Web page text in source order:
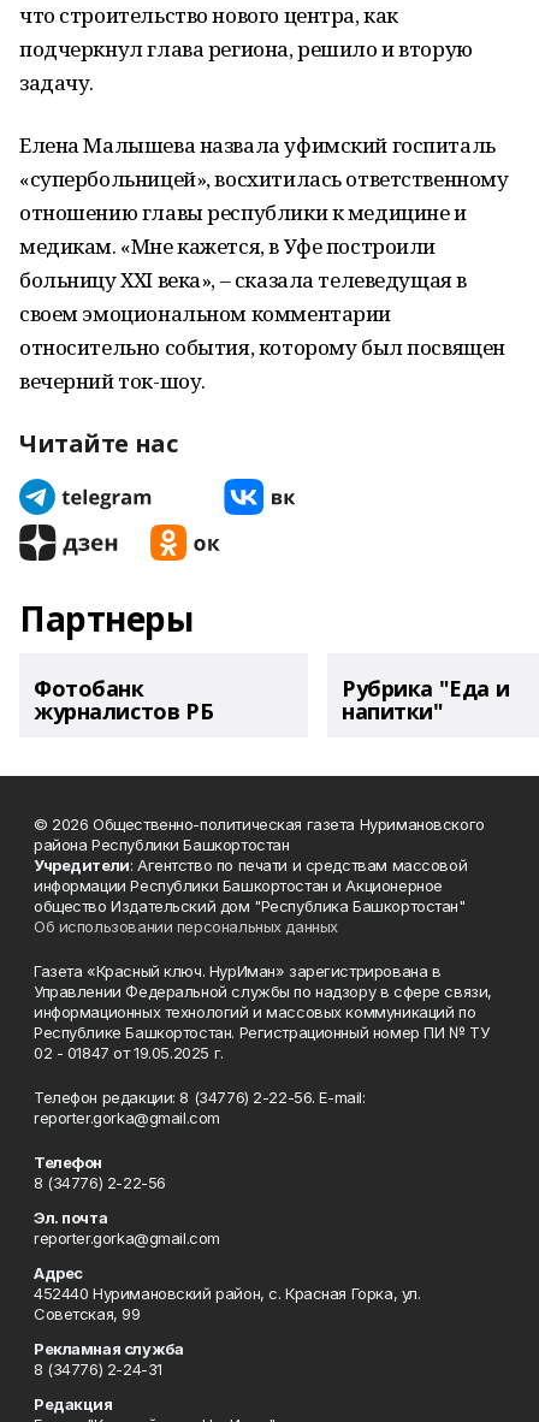
что строительство нового центра, как
подчеркнул глава региона, решило и вторую
задачу.
Елена Малышева назвала уфимский госпиталь
«супербольницей», восхитилась ответственному
отношению главы республики к медицине и
медикам. «Мне кажется, в Уфе построили
больницу ХХI века», – сказала телеведущая в
своем эмоциональном комментарии
относительно события, которому был посвящен
вечерний ток-шоу.
Читайте нас
Партнеры
Фотобанк
журналистов РБ
Рубрика "Еда и
напитки"
© 2026 Общественно-политическая газета Нуримановского
района Республики Башкортостан
Учредители: Агентство по печати и средствам массовой
информации Республики Башкортостан и Акционерное
общество Издательский дом "Республика Башкортостан"
Об использовании персональных данных
Газета «Красный ключ. НурИман» зарегистрирована в
Управлении Федеральной службы по надзору в сфере связи,
информационных технологий и массовых коммуникаций по
Республике Башкортостан. Регистрационный номер ПИ № ТУ
02 - 01847 от 19.05.2025 г.
Телефон редакции: 8 (34776) 2-22-56. E-mail:
reporter.gorka@gmail.com
Телефон
8 (34776) 2-22-56
Эл. почта
reporter.gorka@gmail.com
Адрес
452440 Нуримановский район, с. Красная Горка, ул.
Советская, 99
Рекламная служба
8 (34776) 2-24-31
Редакция